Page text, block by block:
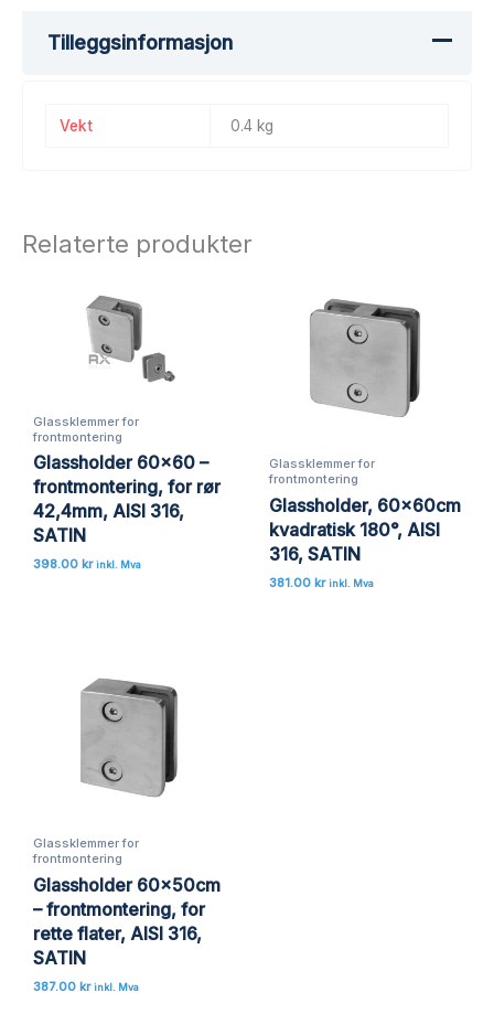
Tilleggsinformasjon
Vekt 0.4 kg
Relaterte produkter
Glassklemmer for
frontmontering
Glassholder 60×60 –
frontmontering, for rør
42,4mm, AISI 316,
SATIN
398.00 kr inkl. Mva
Glassklemmer for
frontmontering
Glassholder, 60x60cm
kvadratisk 180°, AISI
316, SATIN
381.00 kr inkl. Mva
Glassklemmer for
frontmontering
Glassholder 60x50cm
– frontmontering, for
rette flater, AISI 316,
SATIN
387.00 kr inkl. Mva